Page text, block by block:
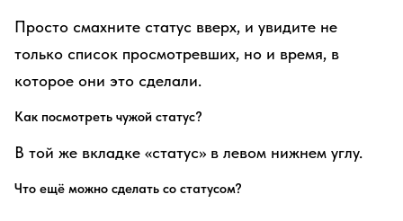
Просто смахните статус вверх, и увидите не
только список просмотревших, но и время, в
которое они это сделали.
Как посмотреть чужой статус?
В той же вкладке «статус» в левом нижнем углу.
Что ещё можно сделать со статусом?